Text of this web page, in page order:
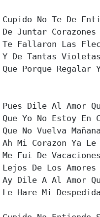
Cupido No Te De
De Juntar
Te Fallaron Las
Y De Tantas Violetas
Que Porque
Pues Dile Al Amor
Que Yo No Estoy En
Que No Vuelva Mañana
Ah Mi Corazon Ya
Me Fui De Vacaciones
Lejos De Los Amores
Ay Dile A Al Amor
Le Hare Mi